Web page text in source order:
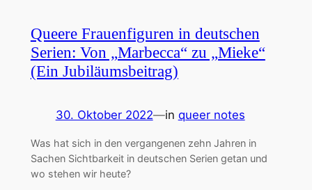
Queere Frauenfiguren in deutschen
Serien: Von „Marbecca“ zu „Mieke“
(Ein Jubiläumsbeitrag)
30. Oktober 2022—in queer notes
Was hat sich in den vergangenen zehn Jahren in
Sachen Sichtbarkeit in deutschen Serien getan und
wo stehen wir heute?